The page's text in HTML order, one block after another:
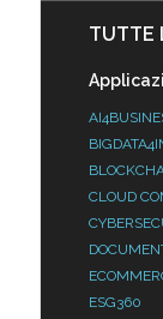
TUTTE
CLOUD
ESG360